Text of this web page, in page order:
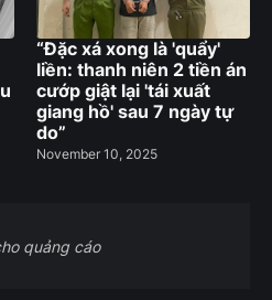
“Đặc xá xong là 'quẩy'
liền: thanh niên 2 tiền án
cướp giật lại 'tái xuất
giang hồ' sau 7 ngày tự
do”
November 10, 2025
quảng cáo